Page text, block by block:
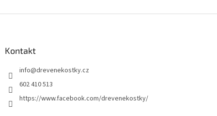
Kontakt
info@drevenekostky.cz
602 410 513
https://www.facebook.com/drevenekostky/